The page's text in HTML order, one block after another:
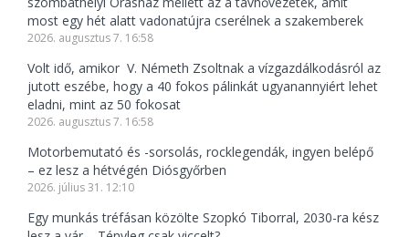
most egy hét alatt vadonatújra cserélnek a szakemberek
2026. augusztus 7. 16:58
Volt idő, amikor V. Németh Zsoltnak a vízgazdálkodásról az
jutott eszébe, hogy a 40 fokos pálinkát ugyanannyiért lehet
eladni, mint az 50 fokosat
2026. augusztus 7. 16:58
Motorbemutató és -sorsolás, rocklegendák, ingyen belépő
– ez lesz a hétvégén Diósgyőrben
2026. július 31. 12:10
Egy munkás tréfásan közölte Szopkó Tiborral, 2030-ra kész